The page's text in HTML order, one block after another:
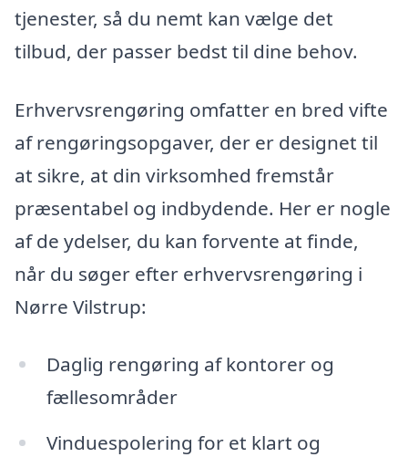
tjenester, så du nemt kan vælge det
tilbud, der passer bedst til dine behov.
Erhvervsrengøring omfatter en bred vifte
af rengøringsopgaver, der er designet til
at sikre, at din virksomhed fremstår
præsentabel og indbydende. Her er nogle
af de ydelser, du kan forvente at finde,
når du søger efter erhvervsrengøring i
Nørre Vilstrup:
Daglig rengøring af kontorer og
fællesområder
Vinduespolering for et klart og